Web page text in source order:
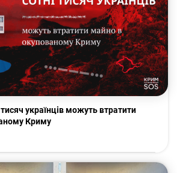
українців можуть втратити
Криму